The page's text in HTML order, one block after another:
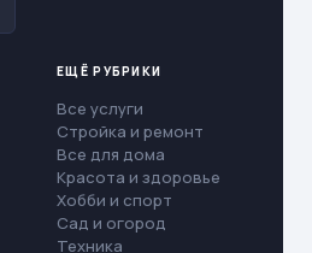
ЕЩЁ РУБРИКИ
Все услуги
Стройка и ремонт
Все для дома
Красота и здоровье
Хобби и спорт
Сад и огород
Техника